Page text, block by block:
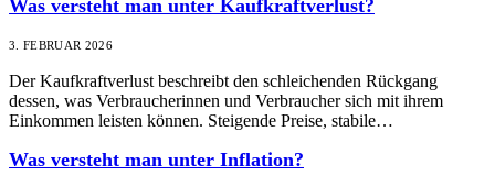
Was versteht man unter Kaufkraftverlust?
3. FEBRUAR 2026
Der Kaufkraftverlust beschreibt den schleichenden Rückgang
dessen, was Verbraucherinnen und Verbraucher sich mit ihrem
Einkommen leisten können. Steigende Preise, stabile…
Was versteht man unter Inflation?